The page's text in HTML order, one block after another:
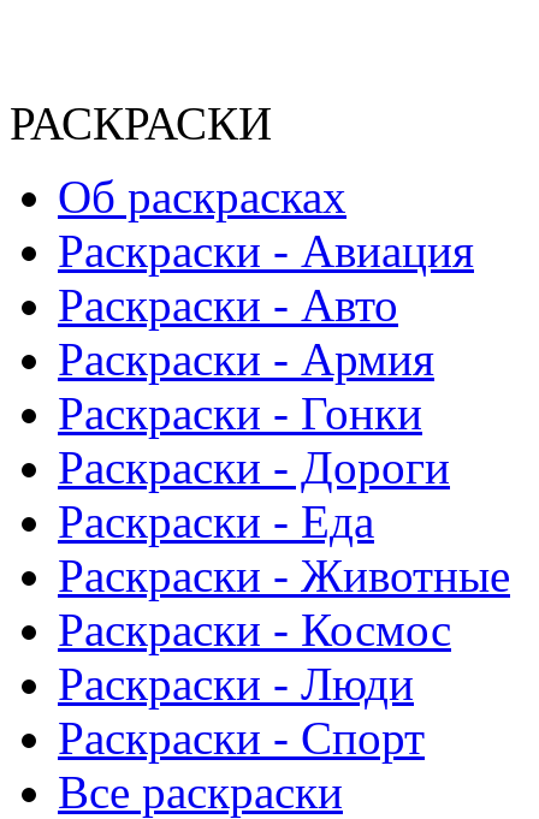
РАСКРАСКИ
Об раскрасках
Раскраски - Авиация
Раскраски - Авто
Раскраски - Армия
Раскраски - Гонки
Раскраски - Дороги
Раскраски - Еда
Раскраски - Животныe
Раскраски - Космос
Раскраски - Люди
Раскраски - Спорт
Все раскраски